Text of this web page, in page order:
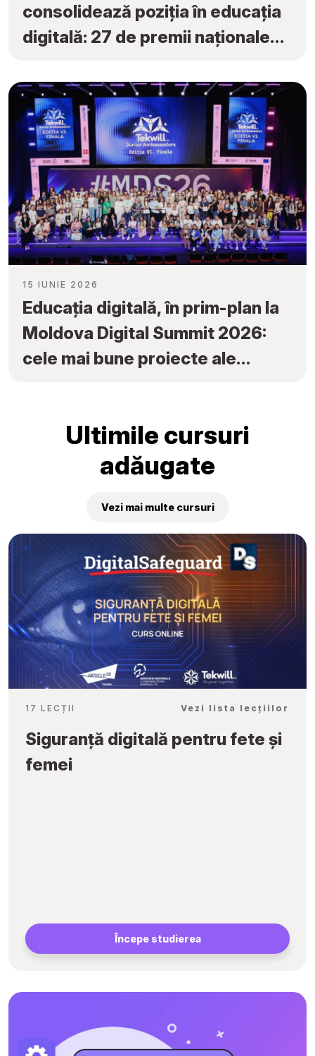
consolidează poziția în educația
digitală: 27 de premii naționale
Ambassadors”
15 IUNIE 2026
Educația digitală, în prim-plan la
Moldova Digital Summit 2026:
cele mai bune proiecte ale
Ultimile cursuri
adăugate
Vezi mai multe cursuri
17 LECȚII Vezi lista lecțiilor
Siguranță digitală pentru fete și
femei
Începe studierea